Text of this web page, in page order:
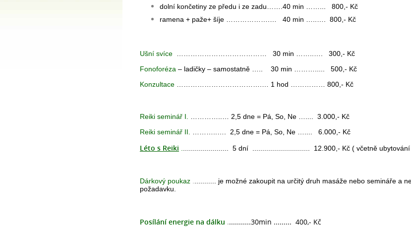
dolní končetiny ze předu i ze zadu…….40 min ……... 800,- Kč
ramena + paže+ šíje ……………….… 40 min …..…. 800,- Kč
Ušní svíce
………………………………… 30 min ……..…. 300,- Kč
Fonoforéza – ladičky – samostatně ….. 30 min ………..... 500,- Kč
Konzultace
……………………………….… 1 hod …………… 800,- Kč
Reiki seminář I.
…………..… 2,5 dne = Pá, So, Ne ….... 3.000,- Kč
Reiki seminář II.
………..…. 2,5 dne = Pá, So, Ne ….... 6.000,- Kč
Léto s Reiki ....................... 5 dní ............................. 12.900,- Kč ( včetně
Dárkový poukaz
........... je možné zakoupit na určitý druh masáže nebo semináře a
požadavku.
Posílání energie na dálku ............30min ......... 400,- Kč